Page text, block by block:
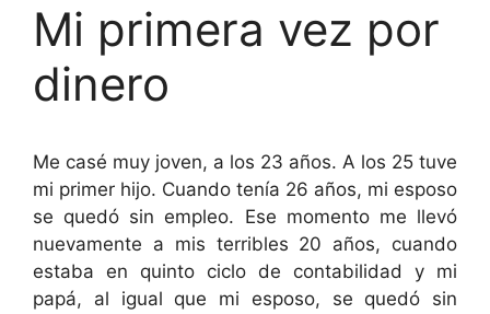
Mi primera vez por
dinero
Me casé muy joven, a los 23 años. A los 25 tuve
mi primer hijo. Cuando tenía 26 años, mi esposo
se quedó sin empleo. Ese momento me llevó
nuevamente a mis terribles 20 años, cuando
estaba en quinto ciclo de contabilidad y mi
papá, al igual que mi esposo, se quedó sin